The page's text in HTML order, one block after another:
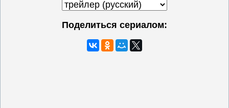
Поделиться сериалом: